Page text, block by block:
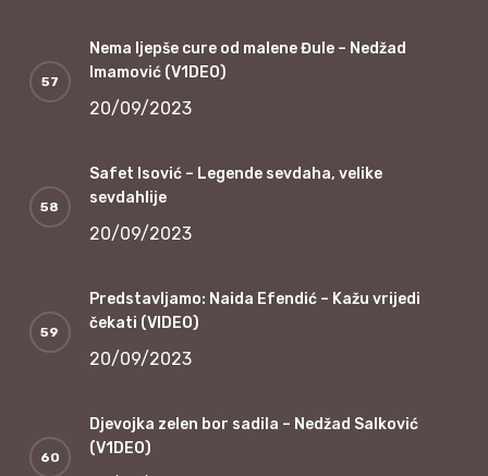
Nema ljepše cure od malene Đule – Nedžad
Imamović (V1DEO)
20/09/2023
Safet Isović – Legende sevdaha, velike
sevdahlije
20/09/2023
Predstavljamo: Naida Efendić – Kažu vrijedi
čekati (VIDEO)
20/09/2023
Djevojka zelen bor sadila – Nedžad Salković
(V1DEO)